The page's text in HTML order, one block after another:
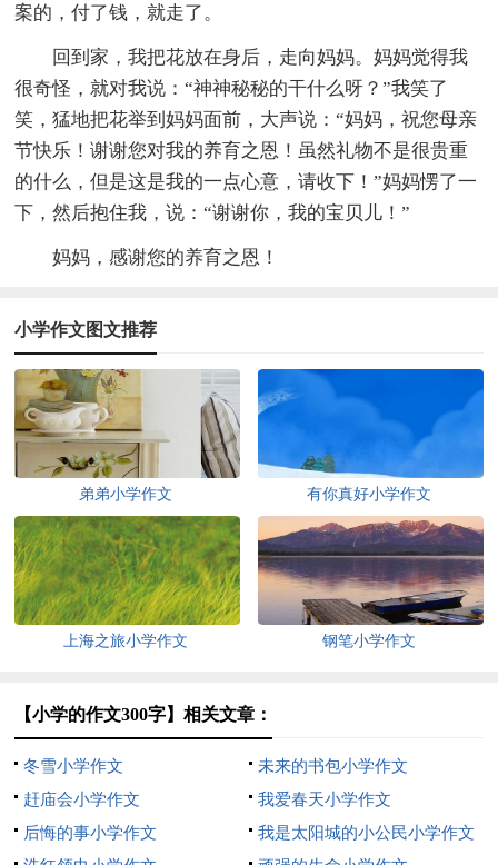
案的，付了钱，就走了。
回到家，我把花放在身后，走向妈妈。妈妈觉得我
很奇怪，就对我说：“神神秘秘的干什么呀？”我笑了
笑，猛地把花举到妈妈面前，大声说：“妈妈，祝您母亲
节快乐！谢谢您对我的养育之恩！虽然礼物不是很贵重
的什么，但是这是我的一点心意，请收下！”妈妈愣了一
下，然后抱住我，说：“谢谢你，我的宝贝儿！”
妈妈，感谢您的养育之恩！
小学作文图文推荐
弟弟小学作文 有你真好小学作文
上海之旅小学作文 钢笔小学作文
【小学的作文300字】相关文章：
冬雪小学作文
未来的书包小学作文
赶庙会小学作文
我爱春天小学作文
后悔的事小学作文
我是太阳城的小公民小学作文